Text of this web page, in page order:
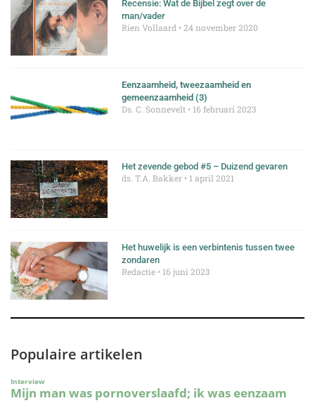
Recensie: Wat de Bijbel zegt over de
man/vader
Rien Vollaard 24 november 2020
Eenzaamheid, tweezaamheid en
gemeenzaamheid (3)
Ds. C. Sonnevelt 16 februari 2023
Het zevende gebod #5 – Duizend gevaren
ds. T.A. Bakker 1 april 2021
Het huwelijk is een verbintenis tussen twee
zondaren
Redactie 16 juni 2023
Populaire artikelen